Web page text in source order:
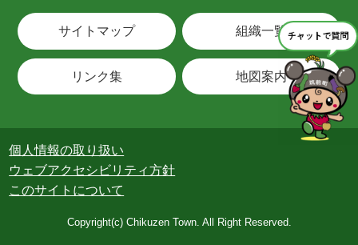
サイトマップ 組織一覧
リンク集 地図案内
個人情報の取り扱い
ウェブアクセシビリティ方針
このサイトについて
Copyright(c) Chikuzen Town. All Right Reserved.